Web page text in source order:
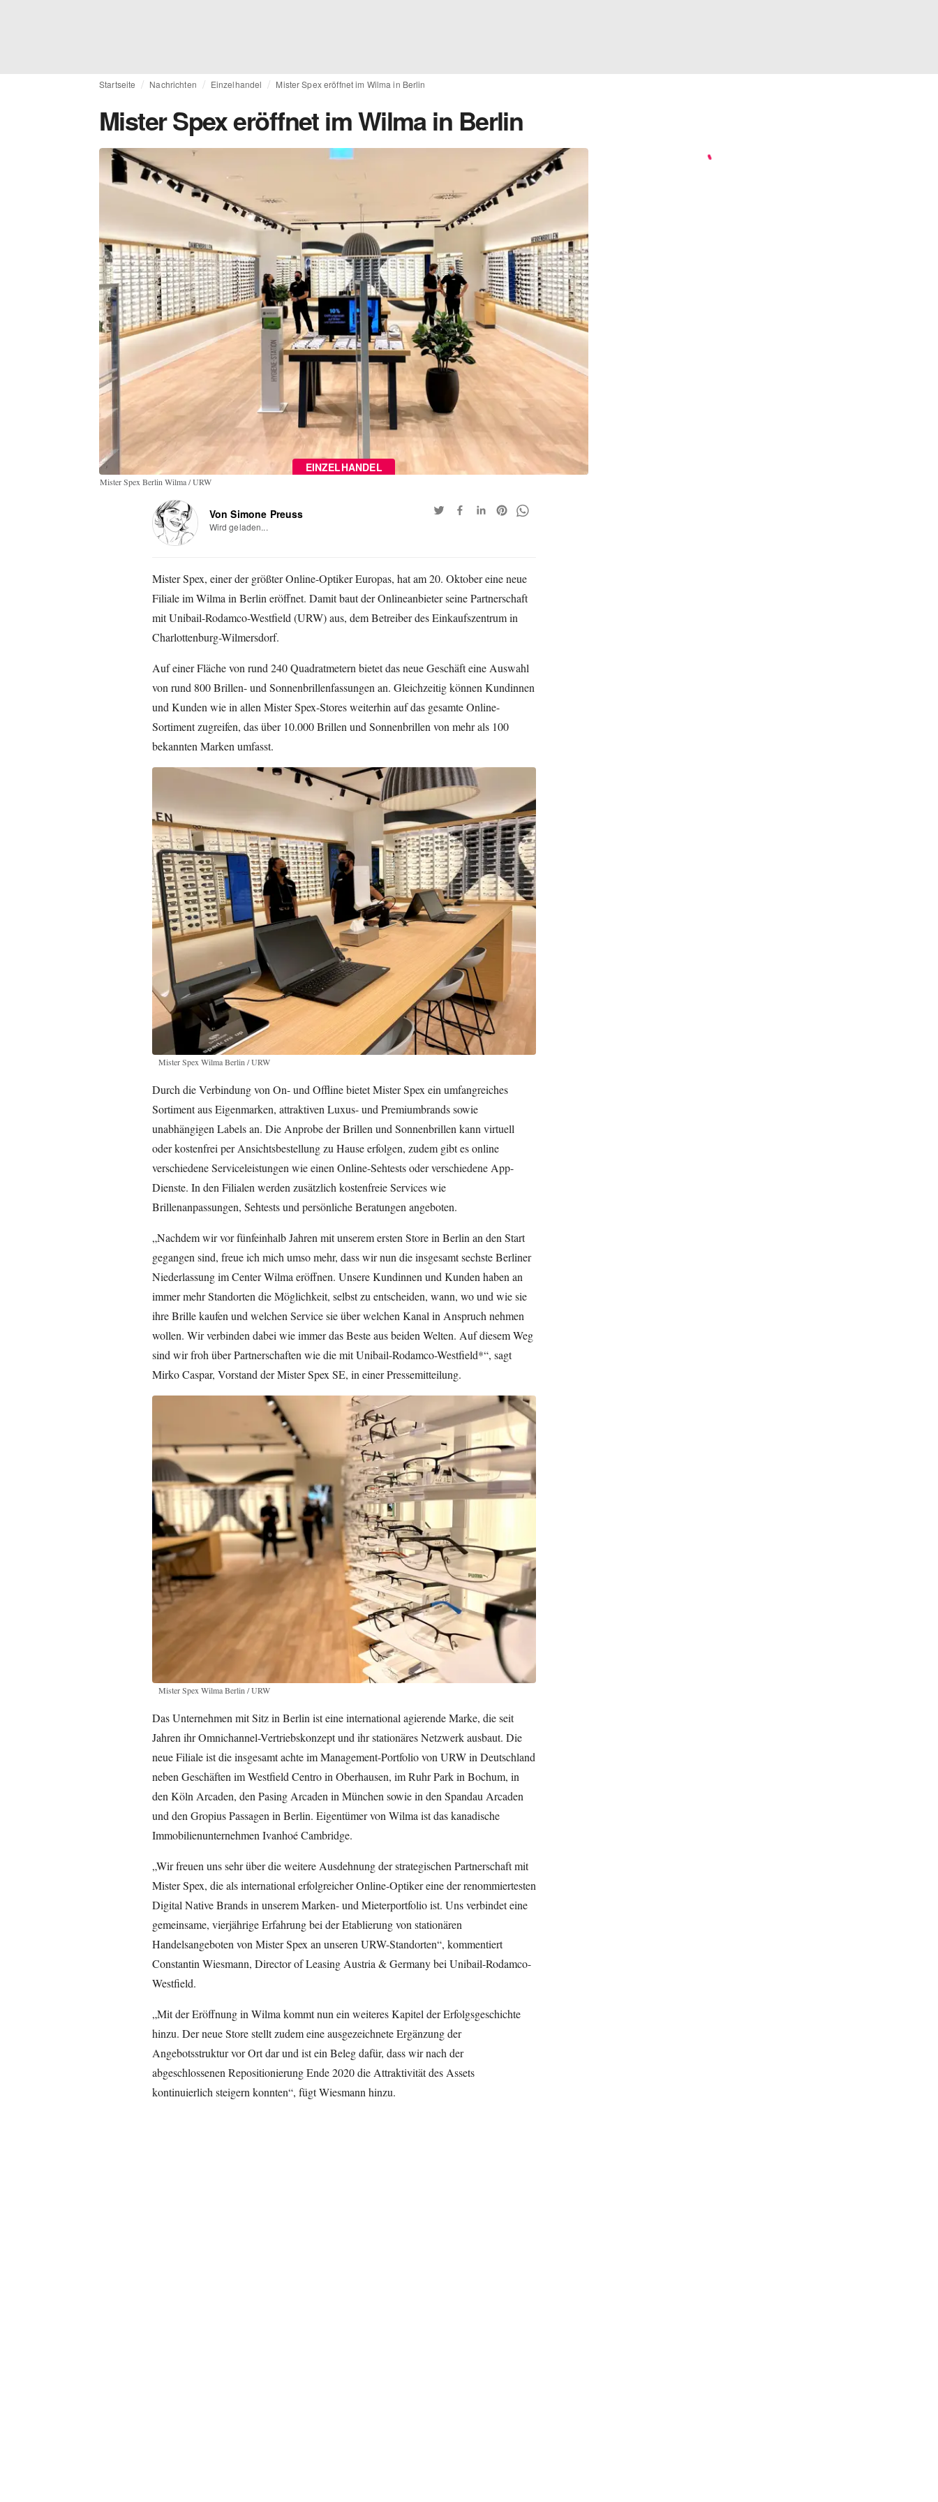
Startseite Nachrichten Einzelhandel Mister Spex eröffnet im Wilma in Berlin
Mister Spex eröffnet im Wilma in Berlin
EINZELHANDEL
Mister Spex Berlin Wilma / URW
Von Simone Preuss
Wird geladen...
Mister Spex, einer der größter Online-Optiker Europas, hat am 20. Oktober eine neue
Filiale im Wilma in Berlin eröffnet. Damit baut der Onlineanbieter seine Partnerschaft
mit Unibail-Rodamco-Westfield (URW) aus, dem Betreiber des Einkaufszentrum in
Charlottenburg-Wilmersdorf.
Auf einer Fläche von rund 240 Quadratmetern bietet das neue Geschäft eine Auswahl
von rund 800 Brillen- und Sonnenbrillenfassungen an. Gleichzeitig können Kundinnen
und Kunden wie in allen Mister Spex-Stores weiterhin auf das gesamte Online-
Sortiment zugreifen, das über 10.000 Brillen und Sonnenbrillen von mehr als 100
bekannten Marken umfasst.
Mister Spex Wilma Berlin / URW
Durch die Verbindung von On- und Offline bietet Mister Spex ein umfangreiches
Sortiment aus Eigenmarken, attraktiven Luxus- und Premiumbrands sowie
unabhängigen Labels an. Die Anprobe der Brillen und Sonnenbrillen kann virtuell
oder kostenfrei per Ansichtsbestellung zu Hause erfolgen, zudem gibt es online
verschiedene Serviceleistungen wie einen Online-Sehtests oder verschiedene App-
Dienste. In den Filialen werden zusätzlich kostenfreie Services wie
Brillenanpassungen, Sehtests und persönliche Beratungen angeboten.
„Nachdem wir vor fünfeinhalb Jahren mit unserem ersten Store in Berlin an den Start
gegangen sind, freue ich mich umso mehr, dass wir nun die insgesamt sechste Berliner
Niederlassung im Center Wilma eröffnen. Unsere Kundinnen und Kunden haben an
immer mehr Standorten die Möglichkeit, selbst zu entscheiden, wann, wo und wie sie
ihre Brille kaufen und welchen Service sie über welchen Kanal in Anspruch nehmen
wollen. Wir verbinden dabei wie immer das Beste aus beiden Welten. Auf diesem Weg
sind wir froh über Partnerschaften wie die mit Unibail-Rodamco-Westfield*“, sagt
Mirko Caspar, Vorstand der Mister Spex SE, in einer Pressemitteilung.
Mister Spex Wilma Berlin / URW
Das Unternehmen mit Sitz in Berlin ist eine international agierende Marke, die seit
Jahren ihr Omnichannel-Vertriebskonzept und ihr stationäres Netzwerk ausbaut. Die
neue Filiale ist die insgesamt achte im Management-Portfolio von URW in Deutschland
neben Geschäften im Westfield Centro in Oberhausen, im Ruhr Park in Bochum, in
den Köln Arcaden, den Pasing Arcaden in München sowie in den Spandau Arcaden
und den Gropius Passagen in Berlin. Eigentümer von Wilma ist das kanadische
Immobilienunternehmen Ivanhoé Cambridge.
„Wir freuen uns sehr über die weitere Ausdehnung der strategischen Partnerschaft mit
Mister Spex, die als international erfolgreicher Online-Optiker eine der renommiertesten
Digital Native Brands in unserem Marken- und Mieterportfolio ist. Uns verbindet eine
gemeinsame, vierjährige Erfahrung bei der Etablierung von stationären
Handelsangeboten von Mister Spex an unseren URW-Standorten“, kommentiert
Constantin Wiesmann, Director of Leasing Austria & Germany bei Unibail-Rodamco-
Westfield.
„Mit der Eröffnung in Wilma kommt nun ein weiteres Kapitel der Erfolgsgeschichte
hinzu. Der neue Store stellt zudem eine ausgezeichnete Ergänzung der
Angebotsstruktur vor Ort dar und ist ein Beleg dafür, dass wir nach der
abgeschlossenen Repositionierung Ende 2020 die Attraktivität des Assets
kontinuierlich steigern konnten“, fügt Wiesmann hinzu.